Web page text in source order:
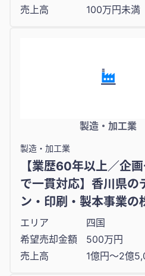
売上高
100万円未満
製造・加工業
製造・加工業
【業歴60年以上／企
で一貫対応】香川県の
ン・印刷・製本事業の
エリア
四国
希望売却金額
500万円
売上高
1億円〜2億